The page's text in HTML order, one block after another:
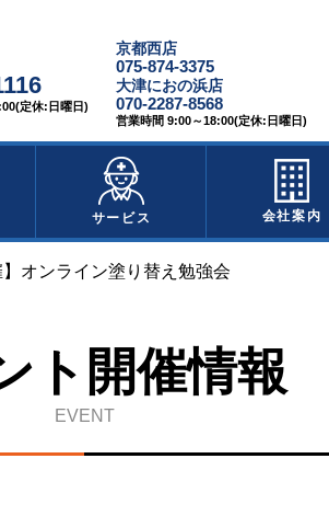
定休:日曜日)
京都西店
075-874-3375
大津におの浜店
070-2287-8568
営業時間 9:00～18:00(定休:日曜日)
サービス 会社案内
オンライン塗り替え勉強会
ト開催情報
EVENT